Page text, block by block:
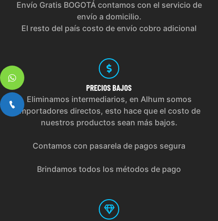
Envío Gratis BOGOTÁ contamos con el servicio de
envío a domicilio.
El resto del país costo de envío cobro adicional
PRECIOS BAJOS
Eliminamos intermediarios, en Alhum somos
importadores directos, esto hace que el costo de
nuestros productos sean más bajos.
Contamos con pasarela de pagos segura
Brindamos todos los métodos de pago